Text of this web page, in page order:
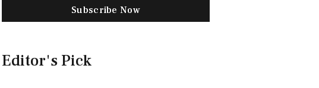
Subscribe Now
Editor's Pick